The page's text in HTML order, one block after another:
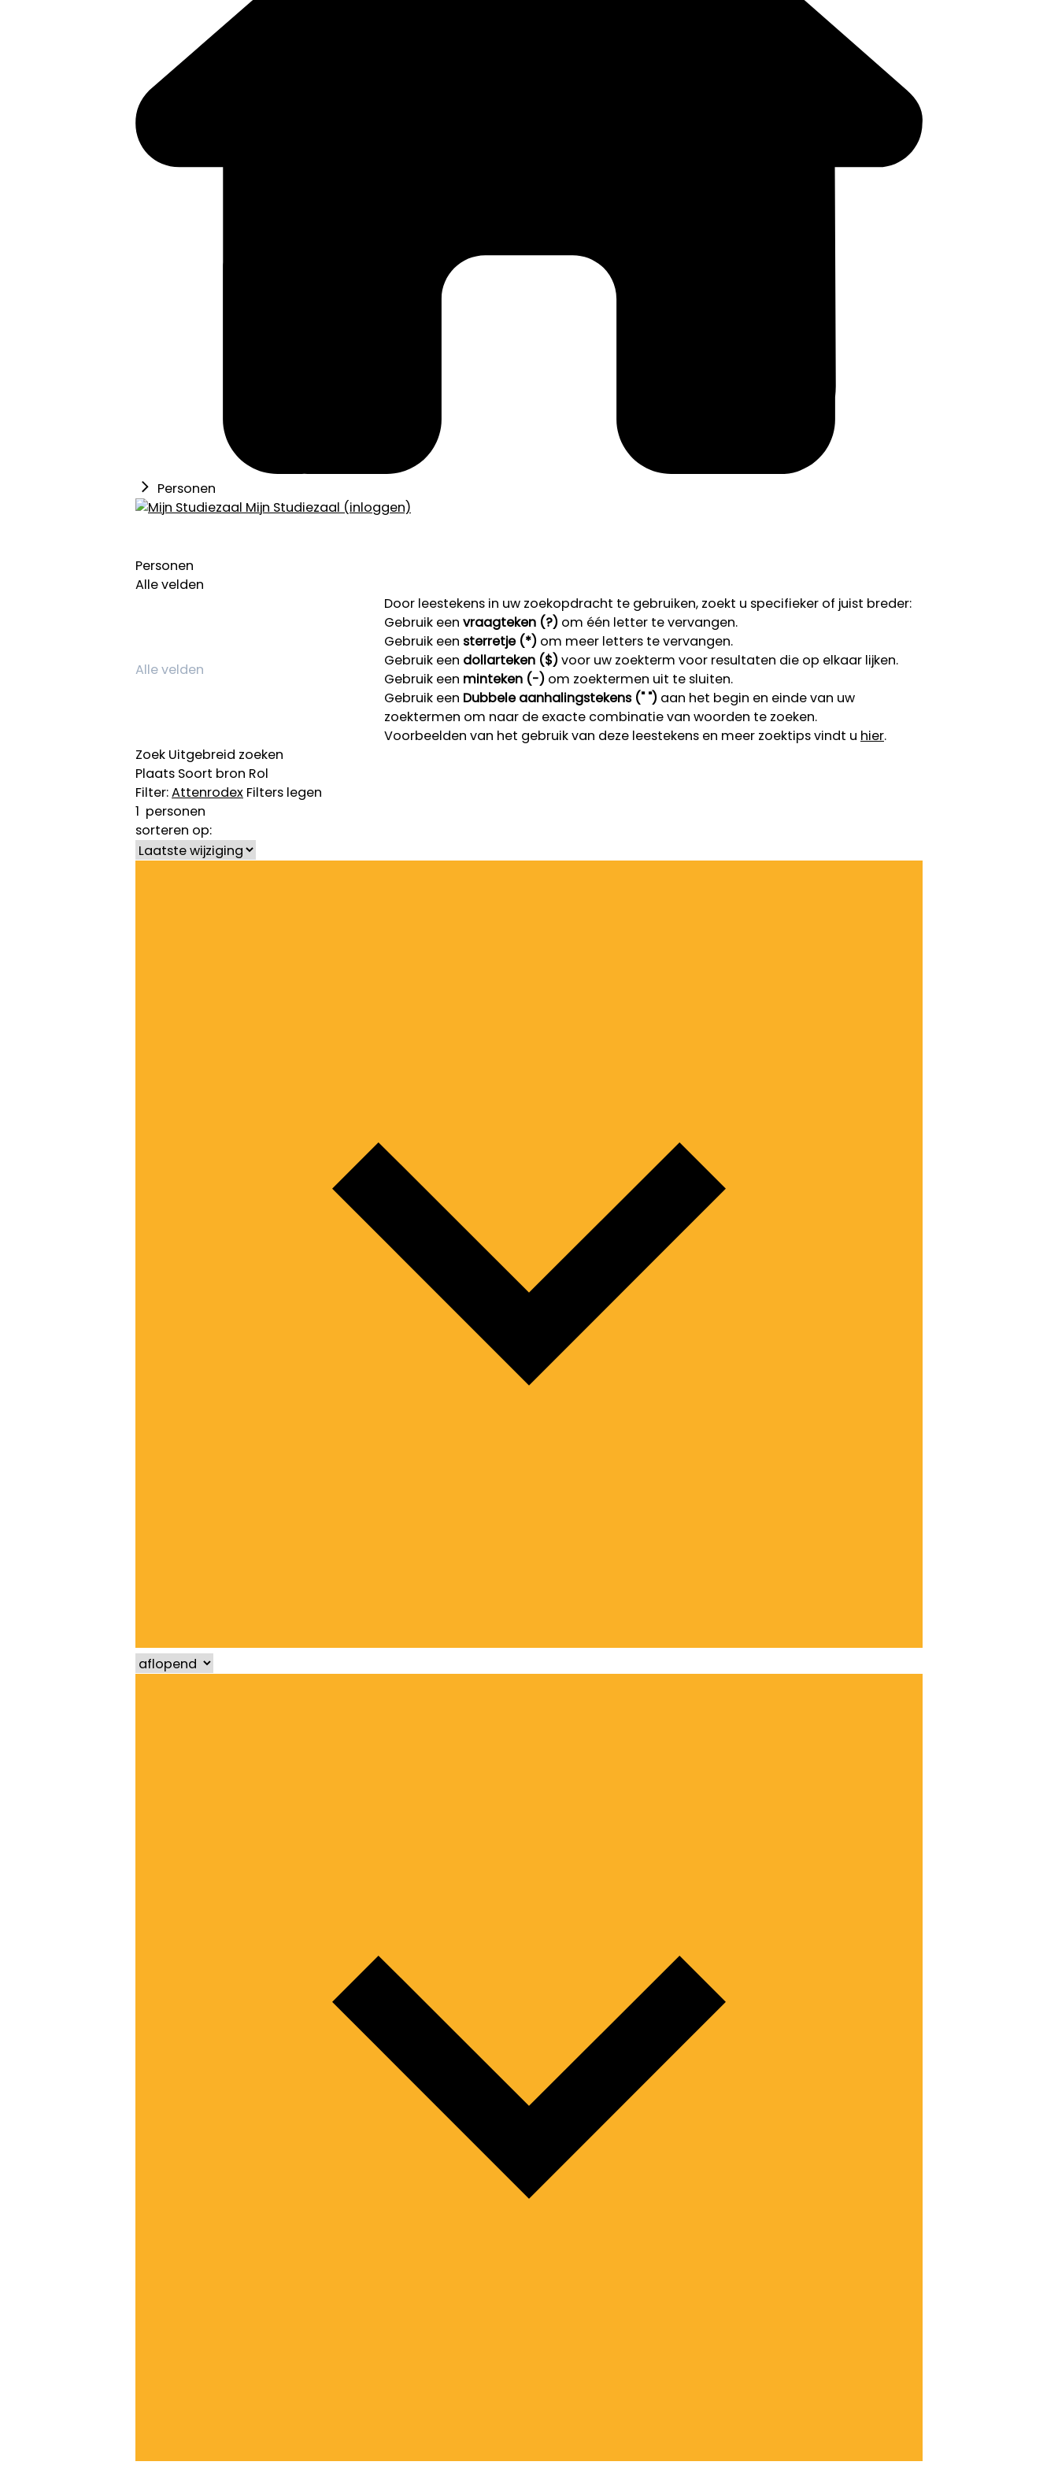
Personen
Mijn Studiezaal (inloggen)
Personen
Alle velden
Door leestekens in uw zoekopdracht te gebruiken, zoekt u specifieker of juist breder:
Gebruik een vraagteken (?) om één letter te vervangen.
Gebruik een sterretje (*) om meer letters te vervangen.
Gebruik een dollarteken ($)voor uw zoekterm voor resultaten die op elkaar lijken.
Gebruik een minteken (-) om zoektermen uit te sluiten.
Gebruik een Dubbele aanhalingstekens (" ") aan het begin en einde van uw
zoektermen om naar de exacte combinatie van woorden te zoeken.
Voorbeelden van het gebruik van deze leestekens en meer zoektips vindt u hier.
Zoek Uitgebreid zoeken
Plaats Soort bron Rol
Filter:Attenrodex Filters legen
1 personen
sorteren op: